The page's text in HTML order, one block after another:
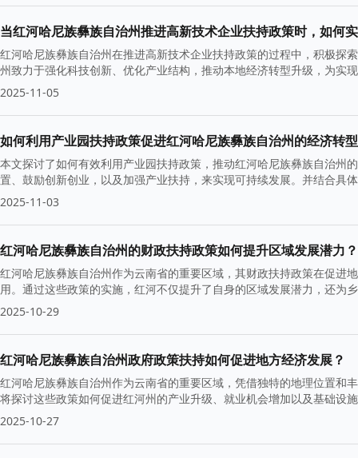
当红河哈尼族彝族自治州推进高新技术企业扶持政策时，如何
红河哈尼族彝族自治州在推进高新技术企业扶持政策的过程中，积极探
州致力于强化科技创新、优化产业结构，推动本地经济转型升级，为实
2025-11-05
如何利用产业园扶持政策促进红河哈尼族彝族自治州的经济转
本文探讨了如何有效利用产业园扶持政策，推动红河哈尼族彝族自治州
置、鼓励创新创业，以及加强产业扶持，来实现可持续发展。并结合具
2025-11-03
红河哈尼族彝族自治州的财政扶持政策如何提升区域发展潜力？
红河哈尼族彝族自治州作为云南省的重要区域，其财政扶持政策在促进
用。通过这些政策的实施，红河不仅提升了自身的区域发展潜力，还为
2025-10-29
红河哈尼族彝族自治州政府政策扶持如何促进地方经济发展？
红河哈尼族彝族自治州作为云南省的重要区域，凭借独特的地理位置和
将探讨这些政策如何促进红河州的产业升级、就业机会增加以及基础设
2025-10-27